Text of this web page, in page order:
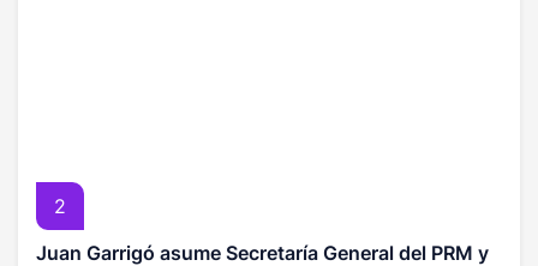
2
Juan Garrigó asume Secretaría General del PRM y